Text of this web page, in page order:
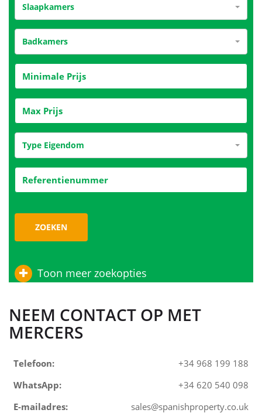
Slaapkamers
Badkamers
Type Eigendom
ZOEKEN
Toon meer zoekopties
NEEM CONTACT OP MET
MERCERS
Telefoon:
+34 968 199 188
WhatsApp:
+34 620 540 098
E-mailadres:
sales@spanishproperty.co.uk